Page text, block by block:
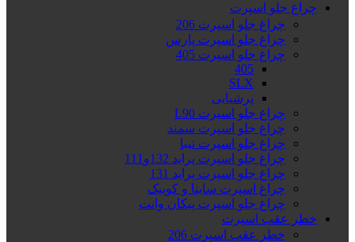
چراغ جلو اسپرت
چراغ جلو اسپرت 206
چراغ جلو اسپرت پارس
چراغ جلو اسپرت 405
405
SLX
پرشیایی
چراغ جلو اسپرت L90
چراغ جلو اسپرت سمند
چراغ جلو اسپرت تیبا
چراغ جلو اسپرت پراید 132و111
چراغ جلو اسپرت پراید 131
چراغ اسپرت ساینا و کوییک
چراغ جلو اسپرت پیکان وانت
خطر عقب اسپرت
خطر عقب اسپرت 206